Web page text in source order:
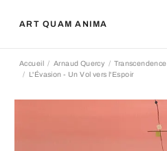
ART QUAM ANIMA
Accueil Arnaud Quercy Transcendence
L'Évasion - Un Vol vers l'Espoir